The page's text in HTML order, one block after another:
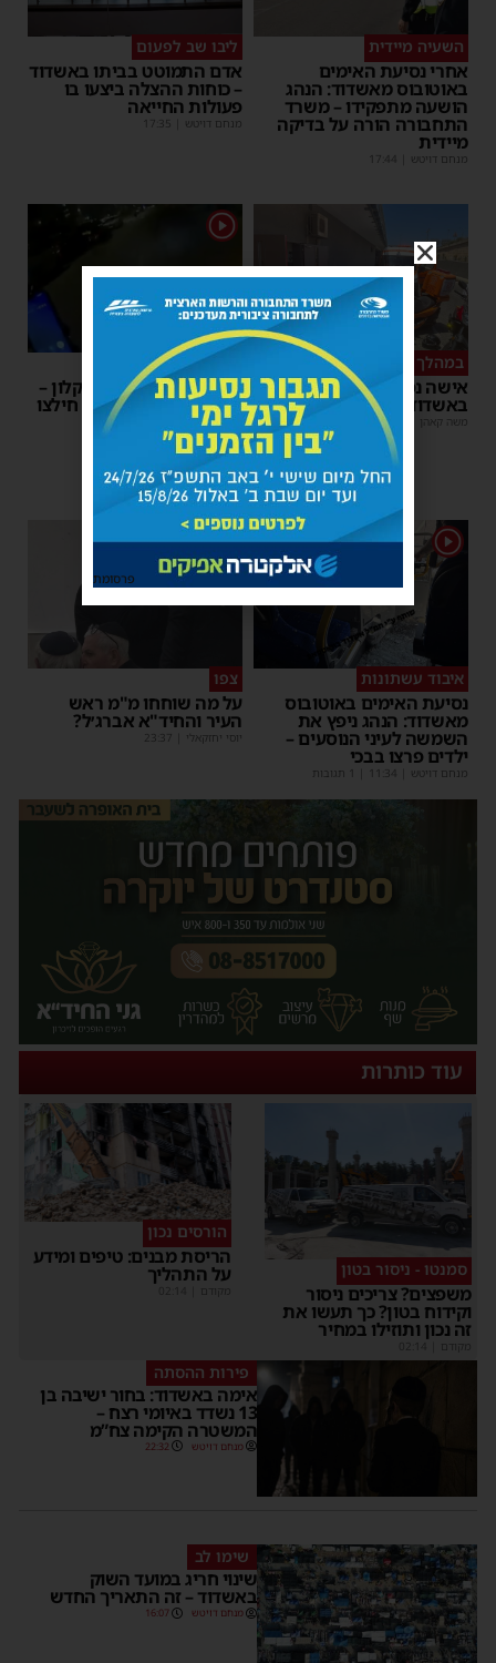
השעיה מיידית
אחרי נסיעת האימים
באוטובוס מאשדוד: הנהג
הושעה מתפקידו – משרד
התחבורה הורה על בדיקה
מיידית
מנחם דויטש 17:44
ליבו שב לפעום
אדם התמוטט בביתו באשדוד
– כוחות ההצלה ביצעו בו
פעולות החייאה
מנחם דויטש 17:35
במהלך העבודה
אישה נפלה מסולם במחסן
באשדוד
משה קאהן 17:31
1
תינוק ננעל ברכב באשקלון –
המתנדבים האשדודים חילצו
אותו בשלום
משה קאהן |
11:53
1
איבוד עשתונות
נסיעת האימים באוטובוס
מאשדוד: הנהג ניפץ את
השמשה לעיני הנוסעים –
ילדים פרצו בבכי
מנחם דויטש 11:34
1
צפו
על מה שוחחו מ"מ ראש
העיר והחיד"א אברג׳ל?
יוסי יחזקאלי 23:37
עוד כותרות
סמנטו - ניסור בטון
משפצים? צריכים ניסור
וקידוח בטון? כך תעשו את
זה נכון ותוזילו במחיר
מקודם
הורסים נכון
הריסת מבנים: טיפים ומידע
על התהליך
מקודם
פירות ההסתה
אימה באשדוד: בחור ישיבה בן
13 נשדד באיומי רצח –
המשטרה הקימה צח”מ
מנחם דויטש 22:32
שימו לב
שינוי חריג במועד השוק
באשדוד – זה התאריך החדש
מנחם דויטש 16:07
פרסומת